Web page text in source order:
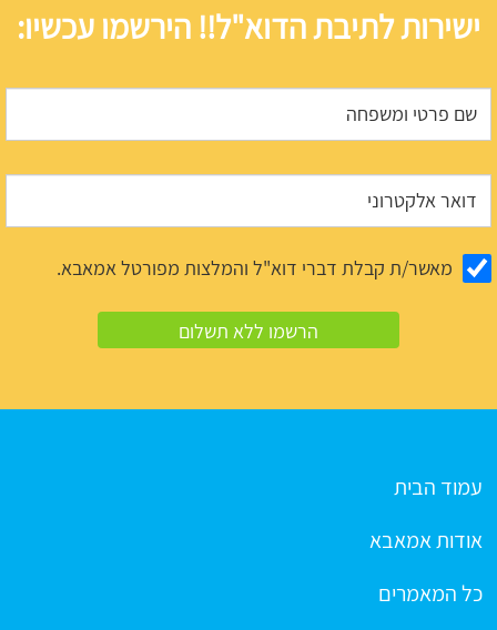
ישירות לתיבת הדוא"ל!! הירשמו עכשיו:
מאשר/ת קבלת דברי דוא"ל והמלצות מפורטל אמאבא.
עמוד הבית
אודות אמאבא
כל המאמרים